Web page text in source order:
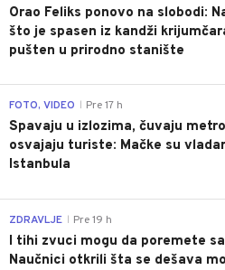
Orao Feliks ponovo na slobodi:
što je spasen iz kandži
pušten u prirodno stanište
FOTO, VIDEO Pre 17 h
Spavaju u izlozima, čuvaju
osvajaju turiste: Mačke su
Istanbula
ZDRAVLJE Pre 19 h
I tihi zvuci mogu da poremete
Naučnici otkrili šta se dešava